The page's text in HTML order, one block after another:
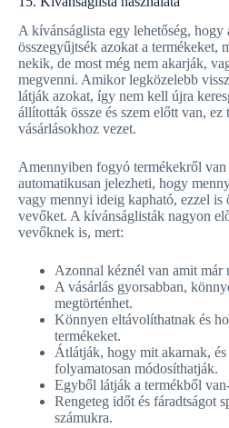
A kívánságlista egy lehetőség, hogy
összegyűjtsék azokat a termékeket,
nekik, de most még nem akarják,
megvenni. Amikor legközelebb
látják azokat, így nem kell újra
állították össze és szem előtt van, ez
vásárlásokhoz vezet.
Amennyiben fogyó termékekről van
automatikusan jelezheti, hogy
vagy mennyi ideig kapható, ezzel is
vevőket. A kívánságlisták nagyon
vevőknek is, mert:
Azonnal kéznél van amit már
A vásárlás gyorsabban,
megtörténhet.
Könnyen eltávolíthatnak és
termékeket.
Átlátják, hogy mit akarnak, és
folyamatosan módosíthatják.
Egyből látják a termékből
Rengeteg időt és fáradtságot
számukra.